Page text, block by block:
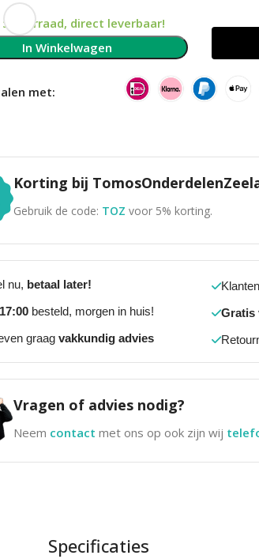
voorraad, direct leverbaar!
In Winkelwagen
met:
Korting bij
Gebruik de code: TOZ voor 5% korting.
nu, betaal later!
17:00besteld, morgen in huis!
graag vakkundig advies
Gratis
Vragen of advies nodig?
Neem contact met ons op ook zijn wij
Specificaties